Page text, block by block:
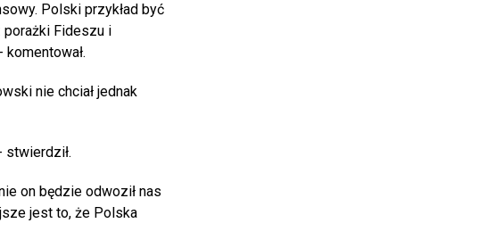
Polski przykład być
porażki Fideszu i
- komentował.
nie chciał jednak
stwierdził.
on będzie odwoził nas
jest to, że Polska